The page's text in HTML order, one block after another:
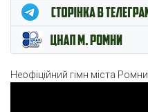
Неофіційний гімн міста Ромни